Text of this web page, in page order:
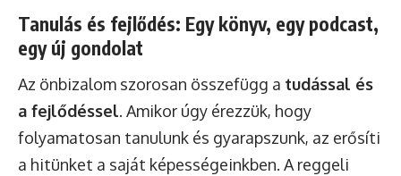
Tanulás és fejlődés: Egy könyv, egy podcast,
egy új gondolat
Az önbizalom szorosan összefügg a tudással és
a fejlődéssel. Amikor úgy érezzük, hogy
folyamatosan tanulunk és gyarapszunk, az erősíti
a hitünket a saját képességeinkben. A reggeli